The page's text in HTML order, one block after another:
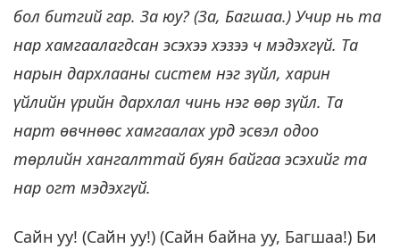
Цэвэрлэгээний энэ цаг үед
сэхээрч, веган бологтун, 6
хэсэгт лекцийн 5-р хэсэг, 2020
Багш шавийн шүтэлцээ 2020-07-24
6
Цэвэрлэгээний энэ цаг үед
сэхээрч, веган бологтун, 6
Багш шавийн шүтэлцээ 2020-07-25 9888Үзсэн
бол битгий гар. За юу? (За, Багшаа.) Учир нь та
нар хамгаалагдсан эсэхээ хэзээ ч мэдэхгүй. Та
нарын дархлааны систем нэг зүйл, харин
үйлийн үрийн дархлал чинь нэг өөр зүйл. Та
нарт өвчнөөс хамгаалах урд эсвэл одоо
төрлийн хангалттай буян байгаа эсэхийг та
нар огт мэдэхгүй.
Сайн уу! (Сайн уу!) (Сайн байна уу, Багшаа!) Би